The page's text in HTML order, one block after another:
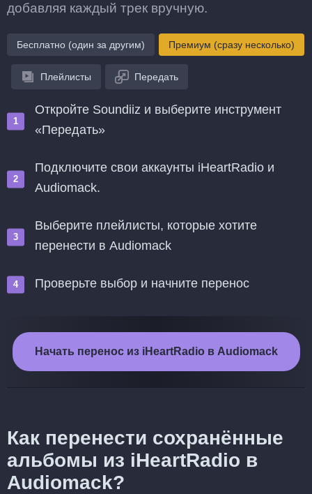
добавляя каждый трек вручную.
Бесплатно (один за другим) Премиум (сразу несколько)
Плейлисты Передать
Откройте Soundiiz и выберите инструмент
«Передать»
Подключите свои аккаунты iHeartRadio и
Audiomack.
Выберите плейлисты, которые хотите
перенести в Audiomack
Проверьте выбор и начните перенос
Начать перенос из iHeartRadio в Audiomack
Как перенести сохранённые
альбомы из iHeartRadio в
Audiomack?